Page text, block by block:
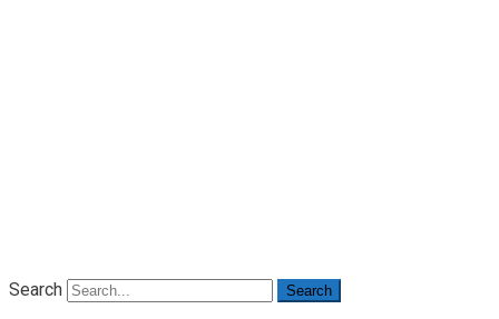
Search Search